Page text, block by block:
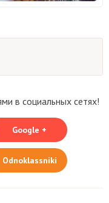
в социальных сетях!
Google +
Odnoklassniki